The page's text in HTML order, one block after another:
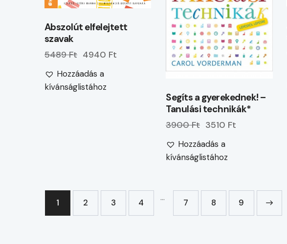
Abszolút elfelejtett
szavak
5489 Ft 4940 Ft
Hozzáadás a
kívánságlistához
Segíts a gyerekednek! –
Tanulási technikák*
3900 Ft 3510 Ft
Hozzáadás a
kívánságlistához
1 2 3 4 … 7 8 9